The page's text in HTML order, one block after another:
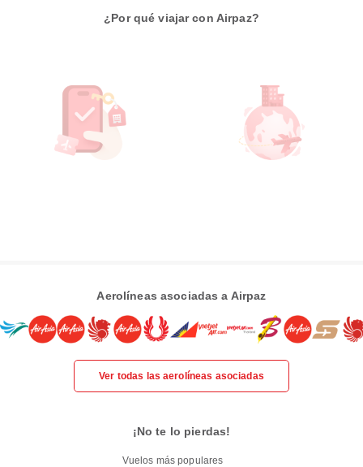
¿Por qué viajar con Airpaz?
Aerolíneas asociadas a Airpaz
Ver todas las aerolíneas asociadas
¡No te lo pierdas!
Vuelos más populares